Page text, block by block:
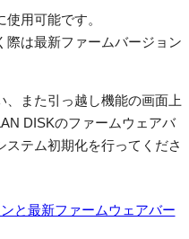
用可能です。
際は最新ファームバージョン
、また引っ越し機能の画面上
DISKのファームウェアバ
テム初期化を行ってくださ
と最新ファームウェアバー